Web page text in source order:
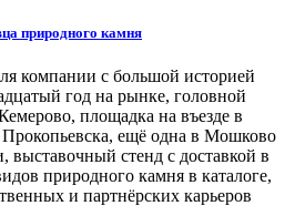
природного камня
компании с большой историей
год на рынке, головной
площадка на въезде в
ещё одна в Мошково
выставочный стенд с доставкой в
природного камня в каталоге,
и партнёрских карьеров